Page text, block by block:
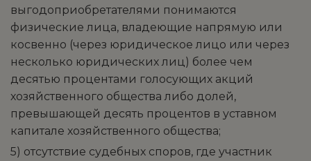
выгодоприобретателями понимаются
физические лица, владеющие напрямую или
косвенно (через юридическое лицо или через
несколько юридических лиц) более чем
десятью процентами голосующих акций
хозяйственного общества либо долей,
превышающей десять процентов в уставном
капитале хозяйственного общества;
5) отсутствие судебных споров, где участник